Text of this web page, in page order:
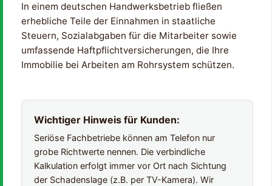
In einem deutschen Handwerksbetrieb fließen
erhebliche Teile der Einnahmen in staatliche
Steuern, Sozialabgaben für die Mitarbeiter sowie
umfassende Haftpflichtversicherungen, die Ihre
Immobilie bei Arbeiten am Rohrsystem schützen.
Wichtiger Hinweis für Kunden:
Seriöse Fachbetriebe können am Telefon nur
grobe Richtwerte nennen. Die verbindliche
Kalkulation erfolgt immer vor Ort nach Sichtung
der Schadenslage (z.B. per TV-Kamera). Wir